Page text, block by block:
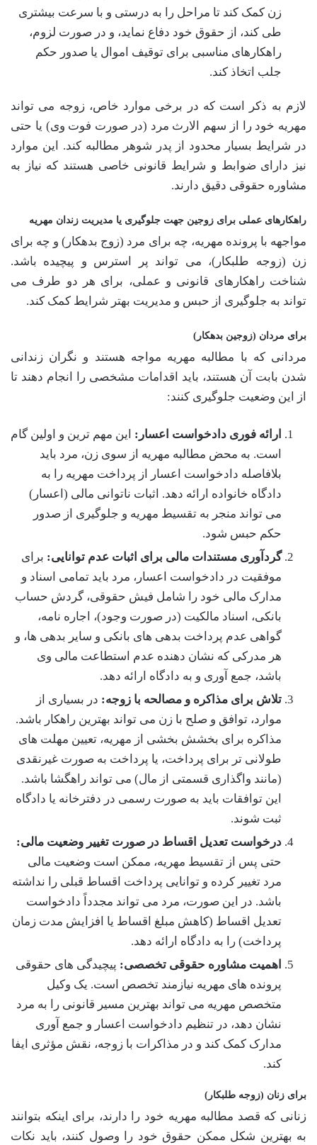
زن کمک کند تا مراحل را به درستی و با سرعت بیشتری
طی کند، از حقوق خود دفاع نماید، و در صورت لزوم،
راهکارهای مناسبی برای توقیف اموال یا صدور حکم
جلب اتخاذ کند.
لازم به ذکر است که در برخی موارد خاص، زوجه می تواند
مهریه خود را از سهم الارث مرد (در صورت فوت وی) یا حتی
در شرایط بسیار محدود از پدر شوهر مطالبه کند. این موارد
نیز دارای ضوابط و شرایط قانونی خاصی هستند که نیاز به
مشاوره حقوقی دقیق دارند.
راهکارهای عملی برای زوجین جهت جلوگیری یا مدیریت زندان مهریه
مواجهه با پرونده مهریه، چه برای مرد (زوج بدهکار) و چه برای
زن (زوجه طلبکار)، می تواند پر استرس و پیچیده باشد.
شناخت راهکارهای قانونی و عملی، برای هر دو طرف می
تواند به جلوگیری از حبس و مدیریت بهتر شرایط کمک کند.
برای مردان (زوجین بدهکار)
مردانی که با مطالبه مهریه مواجه هستند و نگران زندانی
شدن بابت آن هستند، باید اقدامات مشخصی را انجام دهند تا
از این وضعیت جلوگیری کنند:
ارائه فوری دادخواست اعسار: این مهم ترین و اولین گام
است. به محض مطالبه مهریه از سوی زن، مرد باید
بلافاصله دادخواست اعسار از پرداخت مهریه را به
دادگاه خانواده ارائه دهد. اثبات ناتوانی مالی (اعسار)
می تواند منجر به تقسیط مهریه و جلوگیری از صدور
حکم حبس شود.
گردآوری مستندات مالی برای اثبات عدم توانایی: برای
موفقیت در دادخواست اعسار، مرد باید تمامی اسناد و
مدارک مالی خود را شامل فیش حقوقی، گردش حساب
بانکی، اسناد مالکیت (در صورت وجود)، اجاره نامه،
گواهی عدم پرداخت بدهی های بانکی و سایر بدهی ها، و
هر مدرکی که نشان دهنده عدم استطاعت مالی وی
باشد، جمع آوری و به دادگاه ارائه دهد.
تلاش برای مذاکره و مصالحه با زوجه: در بسیاری از
موارد، توافق و صلح با زن می تواند بهترین راهکار باشد.
مذاکره برای بخشش بخشی از مهریه، تعیین مهلت های
طولانی تر برای پرداخت، یا پرداخت به صورت غیرنقدی
(مانند واگذاری قسمتی از مال) می تواند راهگشا باشد.
این توافقات باید به صورت رسمی در دفترخانه یا دادگاه
ثبت شوند.
درخواست تعدیل اقساط در صورت تغییر وضعیت مالی:
حتی پس از تقسیط مهریه، ممکن است وضعیت مالی
مرد تغییر کرده و توانایی پرداخت اقساط قبلی را نداشته
باشد. در این صورت، مرد می تواند مجدداً دادخواست
تعدیل اقساط (کاهش مبلغ اقساط یا افزایش مدت زمان
پرداخت) را به دادگاه ارائه دهد.
اهمیت مشاوره حقوقی تخصصی: پیچیدگی های حقوقی
پرونده های مهریه نیازمند تخصص است. یک وکیل
متخصص مهریه می تواند بهترین مسیر قانونی را به مرد
نشان دهد، در تنظیم دادخواست اعسار و جمع آوری
مدارک کمک کند و در مذاکرات با زوجه، نقش مؤثری ایفا
کند.
برای زنان (زوجه طلبکار)
زنانی که قصد مطالبه مهریه خود را دارند، برای اینکه بتوانند
به بهترین شکل ممکن حقوق خود را وصول کنند، باید نکات